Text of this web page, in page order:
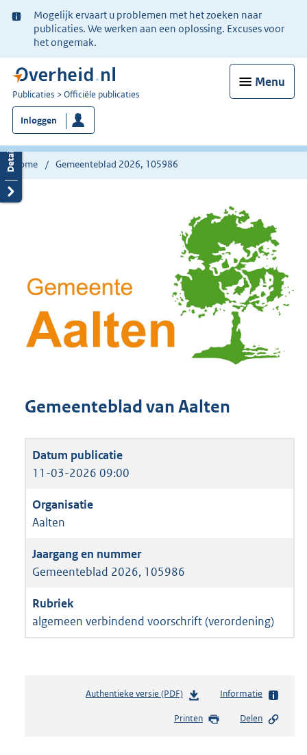
Ter
informatie:
Mogelijk ervaart u problemen met het zoeken naar
publicaties. We werken aan een oplossing. Excuses voor
het ongemak.
Menu
U
bent
nu
hier:
Publicaties Officiële publicaties
Inloggen
Home Gemeenteblad 2026, 105986
Gemeenteblad van Aalten
11-03-2026 09:00
Aalten
Gemeenteblad 2026, 105986
algemeen verbindend voorschrift (verordening)
Authentieke versie (PDF)b
s
Informatie
Printen Delen